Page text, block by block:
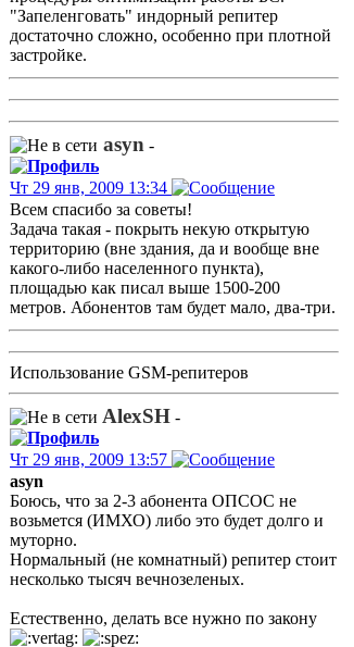
"Запеленговать" индорный репитер
достаточно сложно, особенно при плотной
застройке.
asyn -
Чт 29 янв, 2009 13:34
Всем спасибо за советы!
Задача такая - покрыть некую открытую
территорию (вне здания, да и вообще вне
какого-либо населенного пункта),
площадью как писал выше 1500-200
метров. Абонентов там будет мало, два-три.
Использование GSM-репитеров
AlexSH -
Чт 29 янв, 2009 13:57
asyn
Боюсь, что за 2-3 абонента ОПСОС не
возьмется (ИМХО) либо это будет долго и
муторно.
Нормальный (не комнатный) репитер стоит
несколько тысяч вечнозеленых.
Естественно, делать все нужно по закону